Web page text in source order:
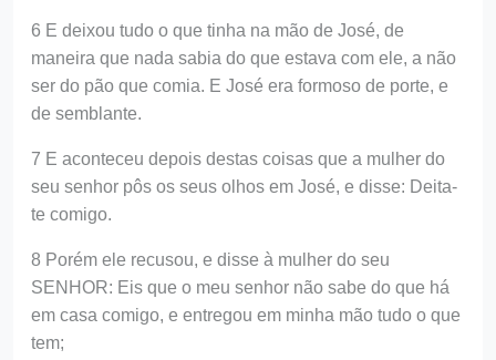
6 E deixou tudo o que tinha na mão de José, de
maneira que nada sabia do que estava com ele, a não
ser do pão que comia. E José era formoso de porte, e
de semblante.
7 E aconteceu depois destas coisas que a mulher do
seu senhor pôs os seus olhos em José, e disse: Deita-
te comigo.
8 Porém ele recusou, e disse à mulher do seu
SENHOR: Eis que o meu senhor não sabe do que há
em casa comigo, e entregou em minha mão tudo o que
tem;